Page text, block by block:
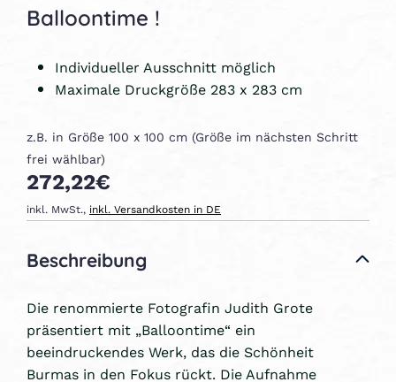
Balloontime !
Individueller Ausschnitt möglich
Maximale Druckgröße 283 x 283 cm
z.B. in Größe 100 x 100 cm (Größe im nächsten Schritt
frei wählbar)
272,22€
inkl. MwSt., inkl. Versandkosten in DE
Beschreibung
Die renommierte Fotografin Judith Grote
präsentiert mit „Balloontime“ ein
beeindruckendes Werk, das die Schönheit
Burmas in den Fokus rückt. Die Aufnahme